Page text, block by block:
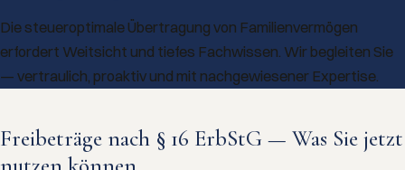
Die steueroptimale Übertragung von Familienvermögen
erfordert Weitsicht und tiefes Fachwissen. Wir begleiten Sie
— vertraulich, proaktiv und mit nachgewiesener Expertise.
Freibeträge nach § 16 ErbStG — Was Sie jetzt